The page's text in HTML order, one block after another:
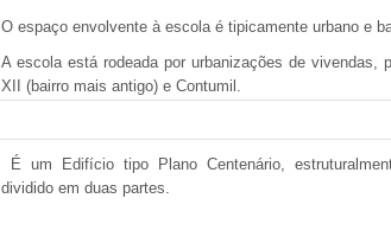
O espaço envolvente à escola é tipicamente urbano e
A escola está rodeada por urbanizações de
XII (bairro mais antigo) e Contumil.
É um Edifício tipo Plano Centenário,
dividido em duas partes.